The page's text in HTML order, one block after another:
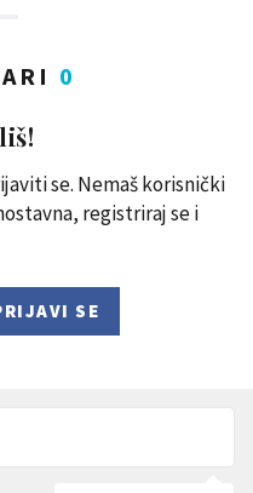
0
se. Nemaš korisnički
registriraj se i
SE